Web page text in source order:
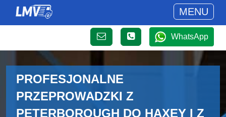
MENU
WhatsApp
PROFESJONALNE
PRZEPROWADZKI Z
PETERBOROUGH DO HAXEY I Z